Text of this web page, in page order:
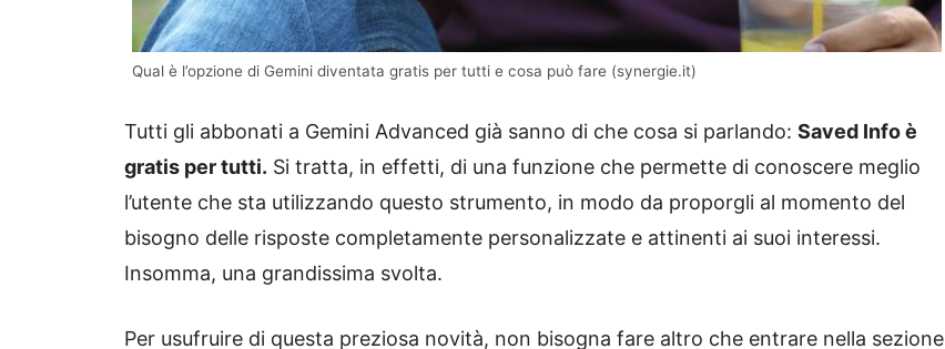
Qual è l’opzione di Gemini diventata gratis per tutti e cosa può fare (synergie.it)
Tutti gli abbonati a Gemini Advanced già sanno di che cosa si parlando: Saved Info è
gratis per tutti. Si tratta, in effetti, di una funzione che permette di conoscere meglio
l’utente che sta utilizzando questo strumento, in modo da proporgli al momento del
bisogno delle risposte completamente personalizzate e attinenti ai suoi interessi.
Insomma, una grandissima svolta.
Per usufruire di questa preziosa novità, non bisogna fare altro che entrare nella sezione